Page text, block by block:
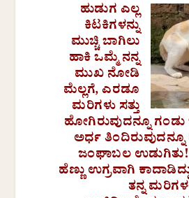
ಹುಡುಗ ಎಲ್ಲ
ಕಿಟಕಿಗಳನ್ನು
ಮುಚ್ಚಿ ಬಾಗಿಲು
ಹಾಕಿ ಒಮ್ಮೆ ನನ್ನ
ಮುಖ ನೋಡಿ
ಮೆಲ್ಲಗೆ, ಎರಡೂ
ಮರಿಗಳು ಸತ್ತು
ಹೋಗಿರುವುದನ್ನೂ ಗಂಡು
ಅರ್ಧ
ಜಂಘಾಬಲ
ಹೆಣ್ಣು ಉಗ್ರವಾಗಿ ಕಾದಾಡಿದ್ದು
ತನ್ನ